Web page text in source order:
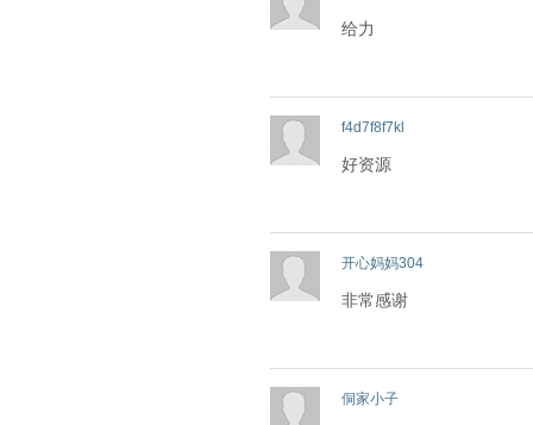
给力
f4d7f8f7kl
好资源
开心妈妈304
非常感谢
侗家小子